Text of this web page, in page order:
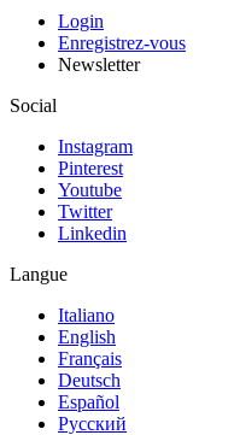
Login
Enregistrez-vous
Newsletter
Social
Instagram
Pinterest
Youtube
Twitter
Linkedin
Langue
Italiano
English
Français
Deutsch
Español
Pусский